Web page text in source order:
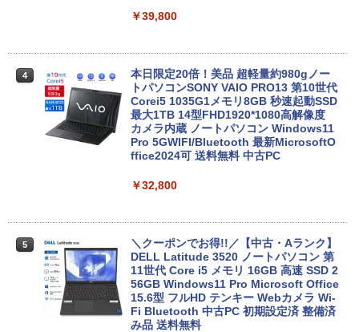
￥39,800
4
本日限定20倍！美品 超軽量約980gノー
トパソコンSONY VAIO PRO13 第10世代
Corei5 1035G1メモリ8GB 秒速起動SSD
最大1TB 14型FHD1920*1080高解像度
カメラ内蔵 ノートパソコン Windows11
Pro 5GWIFI/Bluetooth 最新MicrosoftO
ffice2024可 送料無料 中古PC
￥32,800
5
＼クーポンでお得!!／【中古・Aランク】
DELL Latitude 3520 ノートパソコン 第
11世代 Core i5 メモリ 16GB 高速 SSD 2
56GB Windows11 Pro Microsoft Office
15.6型 フルHD テンキー Webカメラ Wi-
Fi Bluetooth 中古PC 初期設定済 整備済
み品 送料無料